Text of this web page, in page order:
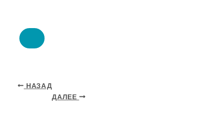
НАЗАД
ДАЛЕЕ